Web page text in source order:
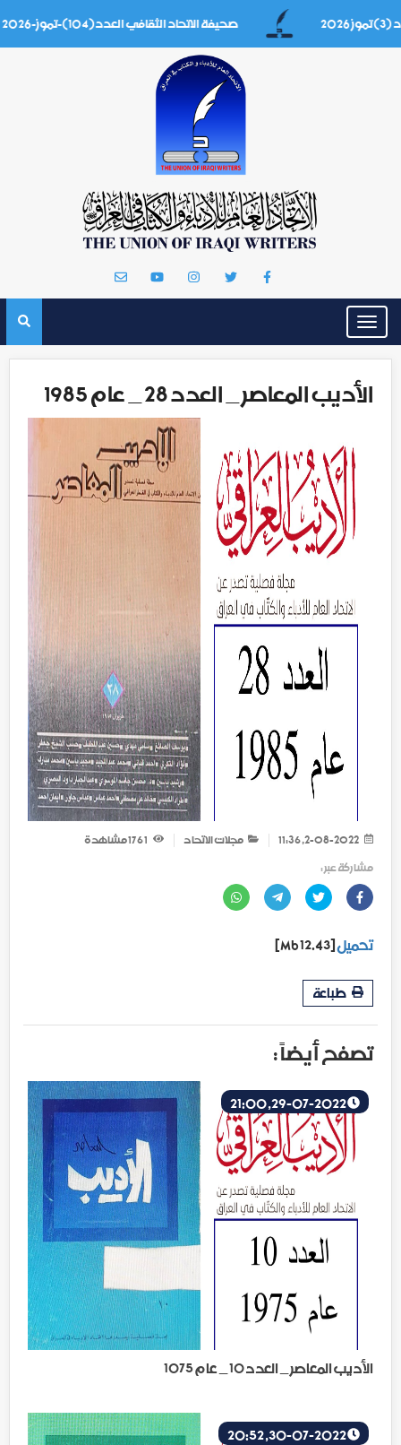
صحيفة الاتحاد الثقافي العدد(104)-تموز-2026
Toggle
navigation
الأديب المعاصر _ العدد 28 _ عام 1985
مجلات الاتحاد
مشاهدة
مشاركة عبر :
تحميل[12.43 Mb]
طباعة
تصفح أيضاً :
الأديب المعاصر _ العدد 10 _ عام 1075